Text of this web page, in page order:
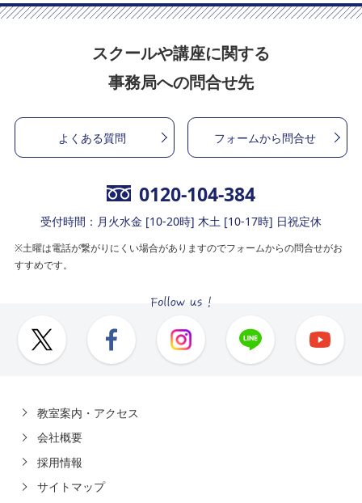
スクールや講座に関する
事務局への問合せ先
よくある質問 フォームから問合せ
0120-104-384
受付時間：月火水金 [10-20時] 木土 [10-17時] 日祝定休
※土曜は電話が繋がりにくい場合がありますのでフォームからの問合せがお
すすめです。
教室案内・アクセス
会社概要
採用情報
サイトマップ